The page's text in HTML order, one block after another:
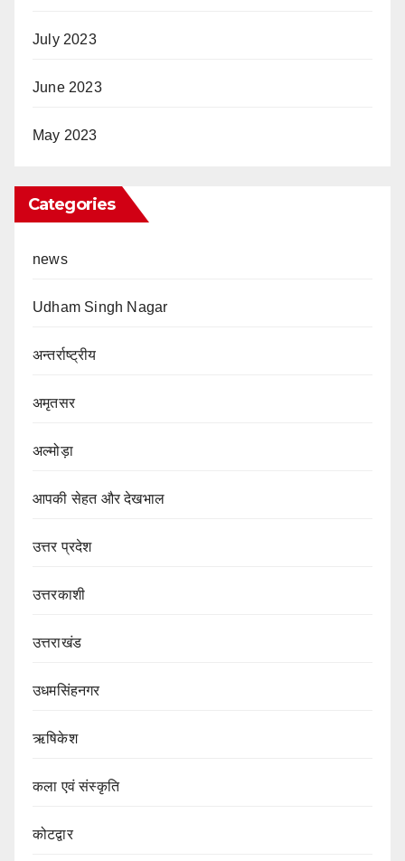
July 2023
June 2023
May 2023
Categories
news
Udham Singh Nagar
अन्तर्राष्ट्रीय
अमृतसर
अल्मोड़ा
आपकी सेहत और देखभाल
उत्तर प्रदेश
उत्तरकाशी
उत्तराखंड
उधमसिंहनगर
ऋषिकेश
कला एवं संस्कृति
कोटद्वार